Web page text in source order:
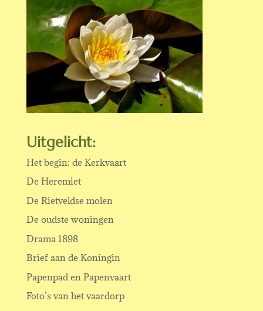
Uitgelicht:
Het begin: de Kerkvaart
De Heremiet
De Rietveldse molen
De oudste woningen
Drama 1898
Brief aan de Koningin
Papenpad en Papenvaart
Foto’s van het vaardorp